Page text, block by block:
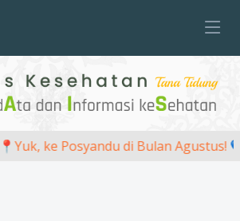
📍Yuk, ke Posyandu di Bulan Agustus!